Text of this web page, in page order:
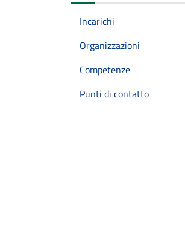
Incarichi
Organizzazioni
Competenze
Punti di contatto